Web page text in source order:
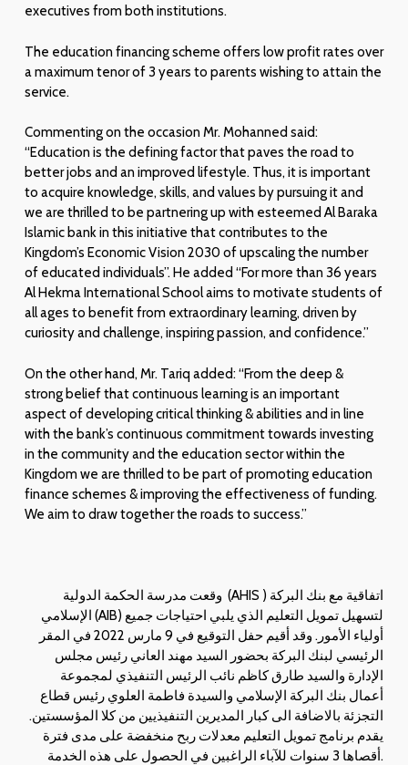
executives from both institutions.
The education financing scheme offers low profit rates over
a maximum tenor of 3 years to parents wishing to attain the
service.
Commenting on the occasion Mr. Mohanned said:
“Education is the defining factor that paves the road to
better jobs and an improved lifestyle. Thus, it is important
to acquire knowledge, skills, and values by pursuing it and
we are thrilled to be partnering up with esteemed Al Baraka
Islamic bank in this initiative that contributes to the
Kingdom’s Economic Vision 2030 of upscaling the number
of educated individuals”. He added “For more than 36 years
Al Hekma International School aims to motivate students of
all ages to benefit from extraordinary learning, driven by
curiosity and challenge, inspiring passion, and confidence.”
On the other hand, Mr. Tariq added: “From the deep &
strong belief that continuous learning is an important
aspect of developing critical thinking & abilities and in line
with the bank’s continuous commitment towards investing
in the community and the education sector within the
Kingdom we are thrilled to be part of promoting education
finance schemes & improving the effectiveness of funding.
We aim to draw together the roads to success.”
وقعت مدرسة الحكمة الدولية (AHIS ) اتفاقية مع بنك البركة
الإسلامي (AIB) لتسهيل تمويل التعليم الذي يلبي احتياجات جميع
أولياء الأمور. وقد أقيم حفل التوقيع في 9 مارس 2022 في المقر
الرئيسي لبنك البركة بحضور السيد مهند العاني رئيس مجلس
الإدارة والسيد طارق كاظم نائب الرئيس التنفيذي لمجموعة
أعمال بنك البركة الإسلامي والسيدة فاطمة العلوي رئيس قطاع
التجزئة بالاضافة الى كبار المديرين التنفيذيين من كلا المؤسستين.
يقدم برنامج تمويل التعليم معدلات ربح منخفضة على مدى فترة
أقصاها 3 سنوات للآباء الراغبين في الحصول على هذه الخدمة.